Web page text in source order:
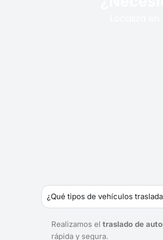
¿Qué tipos de vehículos
Realizamos el traslado de
rápida y segura.